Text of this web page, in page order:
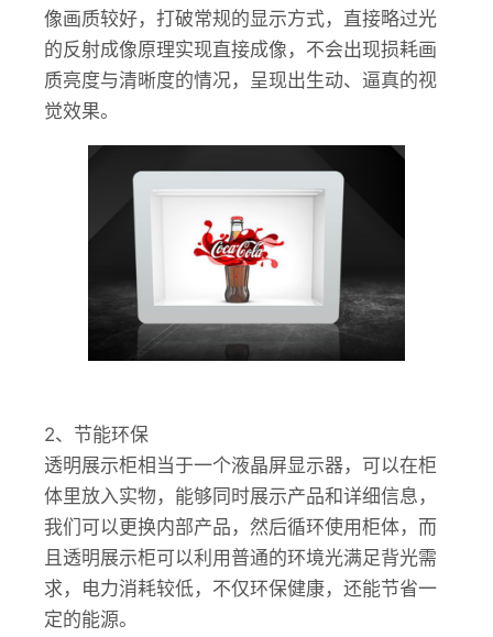
像画质较好，打破常规的显示方式，直接略过光
的反射成像原理实现直接成像，不会出现损耗画
质亮度与清晰度的情况，呈现出生动、逼真的视
觉效果。
2、节能环保
透明展示柜相当于一个液晶屏显示器，可以在柜
体里放入实物，能够同时展示产品和详细信息，
我们可以更换内部产品，然后循环使用柜体，而
且透明展示柜可以利用普通的环境光满足背光需
求，电力消耗较低，不仅环保健康，还能节省一
定的能源。